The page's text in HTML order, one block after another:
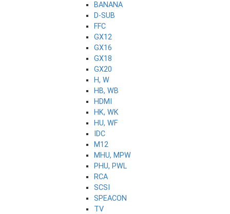
BANANA
D-SUB
FFC
GX12
GX16
GX18
GX20
H, W
HB, WB
HDMI
HK, WK
HU, WF
IDC
M12
MHU, MPW
PHU, PWL
RCA
SCSI
SPEACON
TV